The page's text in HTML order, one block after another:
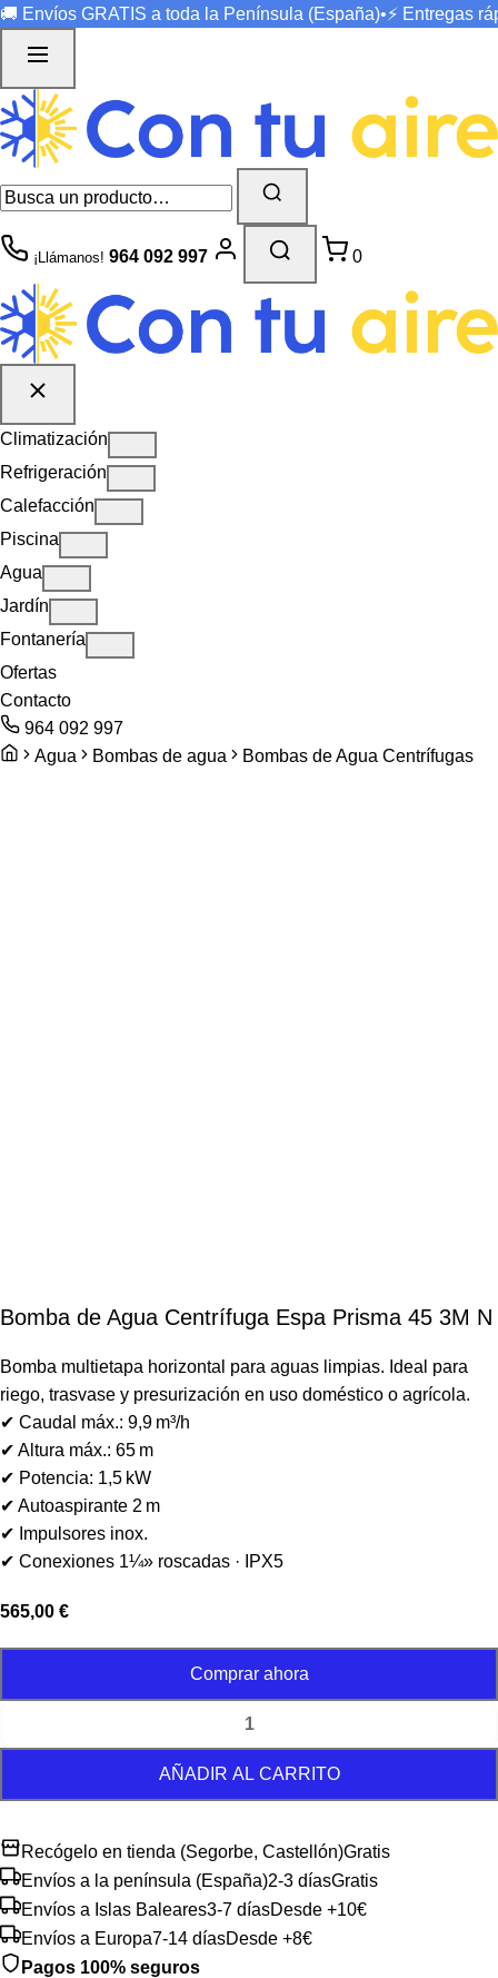
🚚 Envíos GRATIS a toda la Península (España)•⚡ Entregas
¡Llámanos! 964 092 997 0
Climatización
Refrigeración
Calefacción
Piscina
Agua
Jardín
Fontanería
Ofertas
Contacto
964 092 997
Agua
Bombas de agua Bombas de Agua Centrífugas
Bomba de Agua Centrífuga Espa Prisma 45 3M N
Bomba multietapa horizontal para aguas limpias. Ideal para
riego, trasvase y presurización en uso doméstico o agrícola.
✔ Caudal máx.: 9,9 m³/h
✔ Altura máx.: 65 m
✔ Potencia: 1,5 kW
✔ Autoaspirante 2 m
✔ Impulsores inox.
✔ Conexiones 1¼» roscadas · IPX5
565,00 €
AÑADIR AL CARRITO
Comprar ahora
Recógelo en tienda (Segorbe, Castellón)Gratis
Envíos a la península (España)2-3 díasGratis
Envíos a Islas Baleares3-7 díasDesde +10€
Envíos a Europa7-14 díasDesde +8€
Pagos 100% seguros